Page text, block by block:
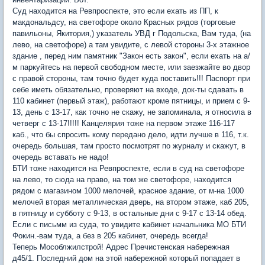
Суд находится на Ревпроспекте, это если ехать из ПП, к
макдональдсу, на светофоре около Красных рядов (торговые
павильоны, Якитория,) указатель УВД г Подольска, Вам туда, (на
лево, на светофоре) а там увидите, с левой стороны 3-х этажное
здание , перед ним памятник "Закон есть закон", если ехать на а/
м паркуйтесь на первой свободном месте, или заезжайте во двор
с правой стороны, там точно будет куда поставить!!! Паспорт при
себе иметь обязательно, проверяют на входе, док-ты сдавать в
110 кабинет (первый этаж), работают кроме пятницы, и прием с 9-
13, день с 13-17, как точно не скажу, не запоминала, я относила в
четверг с 13-17!!!!! Канцелярия тоже на первом этаже 116-117
каб., что бы спросить кому передано дело, идти лучше в 116, т.к.
очередь большая, там просто посмотрят по журналу и скажут, в
очередь вставать не надо!
БТИ тоже находится на Ревпроспекте, если в суд на светофоре
на лево, то сюда на право, на том же светофоре, находится
рядом с магазином 1000 мелочей, красное здание, от м-на 1000
мелочей вторая металлическая дверь, на втором этаже, каб 205,
в пятницу и субботу с 9-13, в остальные дни с 9-17 с 13-14 обед.
Если с письмм из суда, то увидите кабинет начальника МО БТИ
Фокин.-вам туда, а без в 205 кабинет, очередь всегда!
Теперь Мособлжилстрой! Адрес Пречистенская набережная
д45/1. Последний дом на этой набережной который попадает в